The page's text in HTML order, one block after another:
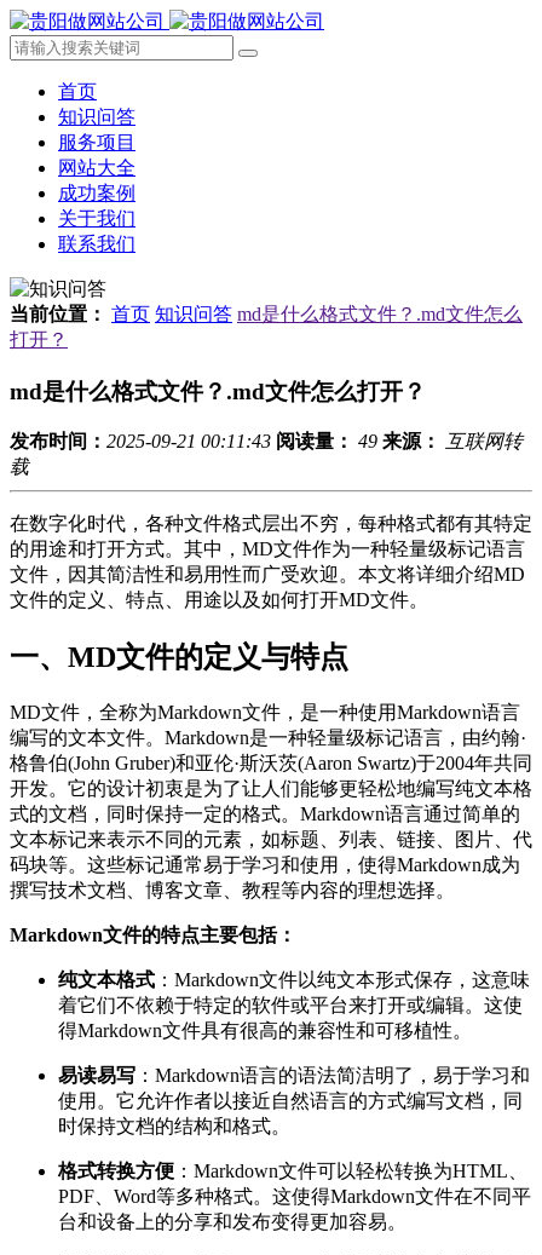
首页
知识问答
服务项目
网站大全
成功案例
关于我们
联系我们
当前位置： 首页 知识问答 md是什么格式文件？.md文件怎么
打开？
md是什么格式文件？.md文件怎么打开？
发布时间： 2025-09-21 00:11:43 阅读量： 49 来源： 互联网转
载
在数字化时代，各种文件格式层出不穷，每种格式都有其特定
的用途和打开方式。其中，MD文件作为一种轻量级标记语言
文件，因其简洁性和易用性而广受欢迎。本文将详细介绍MD
文件的定义、特点、用途以及如何打开MD文件。
一、MD文件的定义与特点
MD文件，全称为Markdown文件，是一种使用Markdown语言
编写的文本文件。Markdown是一种轻量级标记语言，由约翰·
格鲁伯(John Gruber)和亚伦·斯沃茨(Aaron Swartz)于2004年共同
开发。它的设计初衷是为了让人们能够更轻松地编写纯文本格
式的文档，同时保持一定的格式。Markdown语言通过简单的
文本标记来表示不同的元素，如标题、列表、链接、图片、代
码块等。这些标记通常易于学习和使用，使得Markdown成为
撰写技术文档、博客文章、教程等内容的理想选择。
Markdown文件的特点主要包括：
纯文本格式 ：Markdown文件以纯文本形式保存，这意味
着它们不依赖于特定的软件或平台来打开或编辑。这使
得Markdown文件具有很高的兼容性和可移植性。
易读易写 ：Markdown语言的语法简洁明了，易于学习和
使用。它允许作者以接近自然语言的方式编写文档，同
时保持文档的结构和格式。
格式转换方便 ：Markdown文件可以轻松转换为HTML、
PDF、Word等多种格式。这使得Markdown文件在不同平
台和设备上的分享和发布变得更加容易。